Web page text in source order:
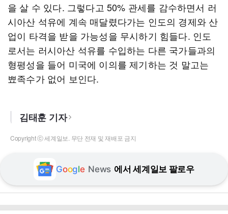
을 살 수 있다. 그렇다고 50% 관세를 감수하면서 러
시아산 석유에 계속 매달렸다가는 인도의 경제와 산
업이 타격을 받을 가능성을 무시하기 힘들다. 인도
로서는 러시아산 석유를 수입하는 다른 국가들과의
형평성을 들어 미국에 이의를 제기하는 것 말고는
뾰족수가 없어 보인다.
김태훈 기자
Copyright ⓒ 세계일보. 무단 전재 및 재배포 금지
Google News 에서 세계일보 팔로우